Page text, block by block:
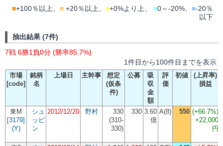
■+100％以上、 ■ +20％以上、 ■+0%より上、 ■0～-20%、 ■-20％
以下
抽出結果 (7件)
7戦 6勝1負0分 (勝率85.7%)
1件目から100件目までを表示
市場
[code]
銘柄
名
上場日 主幹事
想定
(仮条
件)
公募
吸
収
金
額
評
価
初値
(上昇率)
損益
東M
[3179]
(Y)
シュ
ッピ
ン
2012/12/20 野村
330
(310-
330)
330 3.60
億
A(8) 550 (+66.7%)
+22,000
円